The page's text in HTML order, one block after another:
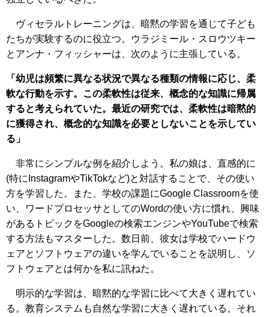
ヴィセラルトレーニングは、暗黙の学習を通じて子ども
たちが実験するのに役立つ。ウラジミール・スロウツキー
とアンナ・フィッシャーは、次のように主張している。
「幼児は頻繁に異なる状況で異なる種類の情報に応じ、柔
軟な行動を示す。この柔軟性は従来、概念的な知識に帰属
すると考えられていた。最近の研究では、柔軟性は暗黙的
に獲得され、概念的な知識を必要としないことを示してい
る」
非常にシンプルな例を紹介しよう。私の娘は、直感的に
(特にInstagramやTikTokなど)と対話することで、その使い
方を学習した。また、学校の課題にGoogle Classroomを使
い、ワードプロセッサとしてのWordの使い方に慣れ、興味
があるトピックをGoogleの検索エンジンやYouTubeで検索
する方法もマスターした。数日前、彼女は学校でハードウ
ェアとソフトウェアの違いを学んでいることを説明し、ソ
フトウェアとは何かを私に訊ねた。
明示的な学習は、暗黙的な学習に比べて大きく遅れてい
る。教育システムも自然な学習に大きく遅れている。それ